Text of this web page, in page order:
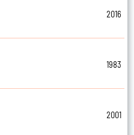
2016
1983
2001